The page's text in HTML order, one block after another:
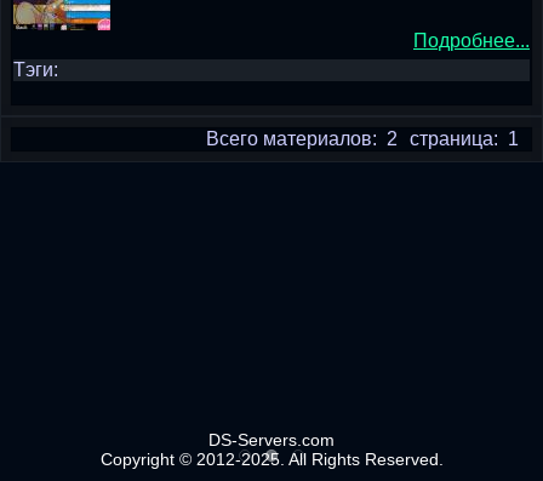
Подробнее...
Тэги:
страница: 1
Всего материалов: 2
DS-Servers.com
Copyright © 2012-2025. All Rights Reserved.